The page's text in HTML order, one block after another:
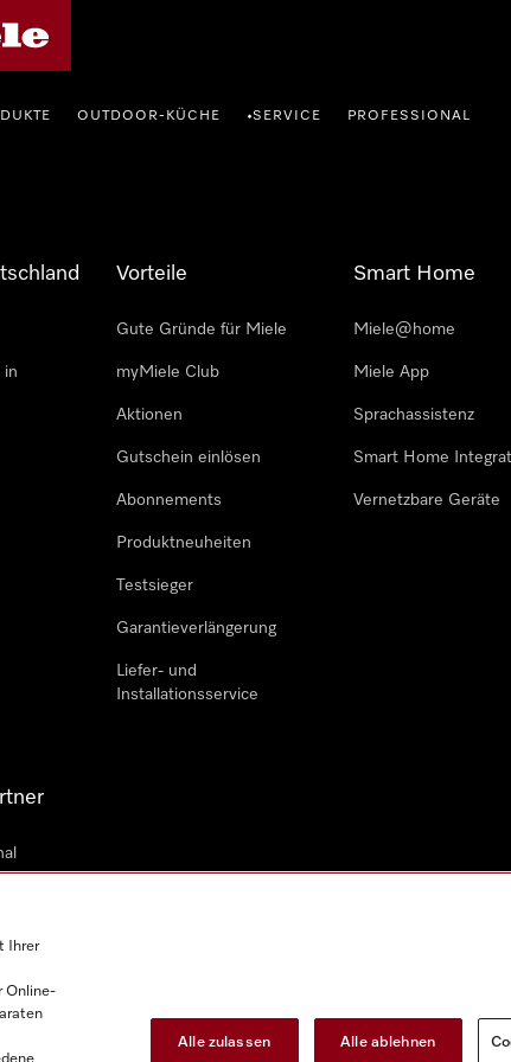
OUTDOOR-KÜCHE •SERVICE PROFESSIONAL
in
Vorteile
Gute Gründe für Miele
myMiele Club
Aktionen
Gutschein einlösen
Abonnements
Produktneuheiten
Testsieger
Garantieverlängerung
Liefer- und
Installationsservice
Smart Home
Miele@home
Miele App
Sprachassistenz
Smart Home
Vernetzbare Geräte
Ihrer
Online-
Alle zulassen Alle ablehnen